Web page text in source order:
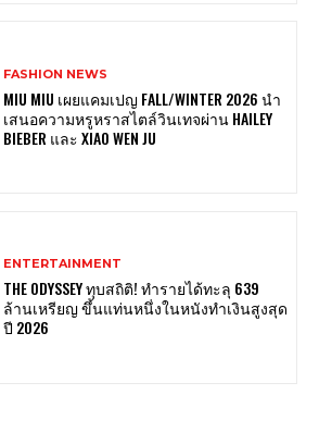
FASHION NEWS
MIU MIU เผยแคมเปญ FALL/WINTER 2026 นำ
เสนอความหรูหราสไตล์วินเทจผ่าน HAILEY
BIEBER และ XIAO WEN JU
ENTERTAINMENT
THE ODYSSEY ทุบสถิติ! ทำรายได้ทะลุ 639
ล้านเหรียญ ขึ้นแท่นหนึ่งในหนังทำเงินสูงสุด
ปี 2026